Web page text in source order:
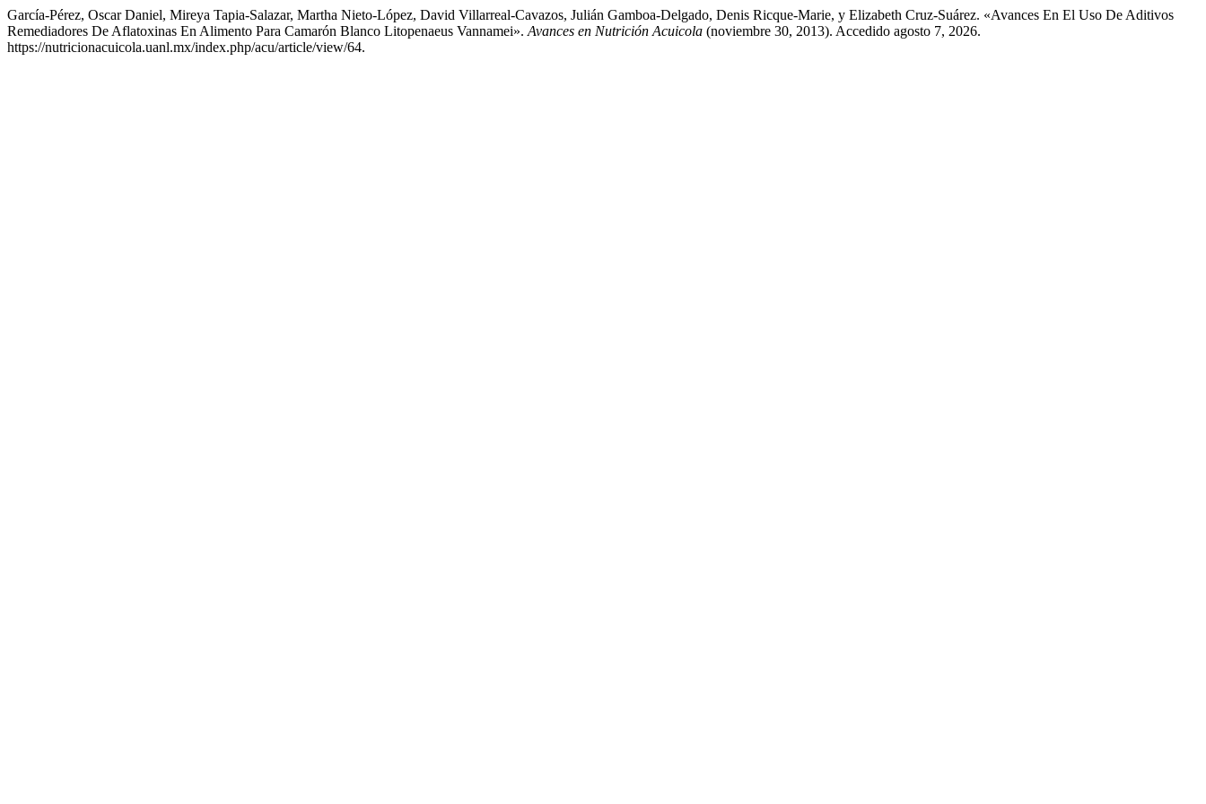
García-Pérez, Oscar Daniel, Mireya Tapia-Salazar, Martha Nieto-López, David Villarreal-Cavazos, Julián Gamboa-Delgado, Denis Ricque-Marie, y Elizabeth Cruz-Suárez. «Avances En El Uso De Aditivos
Remediadores De Aflatoxinas En Alimento Para Camarón Blanco Litopenaeus Vannamei». Avances en Nutrición Acuicola (noviembre 30, 2013). Accedido agosto 7, 2026.
https://nutricionacuicola.uanl.mx/index.php/acu/article/view/64.